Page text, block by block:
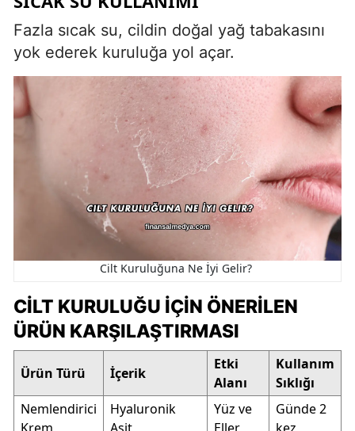
Fazla sıcak su, cildin doğal yağ tabakasını
yok ederek kuruluğa yol açar.
Cilt Kuruluğuna Ne İyi Gelir?
CILT KURULUĞU İÇIN ÖNERILEN
ÜRÜN KARŞILAŞTIRMASI
Ürün Türü İçerik
Etki
Alanı
Kullanım
Sıklığı
Nemlendirici
Hyaluronik
Yüz ve
Günde 2